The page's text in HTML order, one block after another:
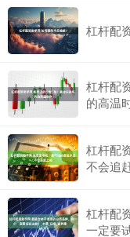
杠杆配
杠杆配
的高温
杠杆配
不会追
杠杆配
一定要